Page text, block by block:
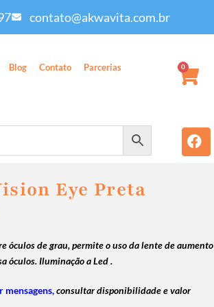
contato@akwavita.com.br
Blog Contato Parcerias 0
Eye Preta
óculos de grau, permite o uso da lente de aumento
óculos. Iluminação a Led .
mensagens,consultar disponibilidade e valor